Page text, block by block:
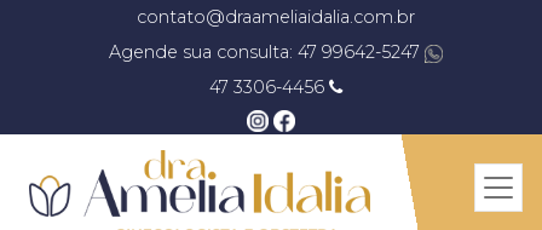
contato@draameliaidalia.com.br
Agende sua consulta: 47 99642-5247
47 3306-4456